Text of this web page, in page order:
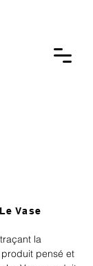
Vase
la
pensé et